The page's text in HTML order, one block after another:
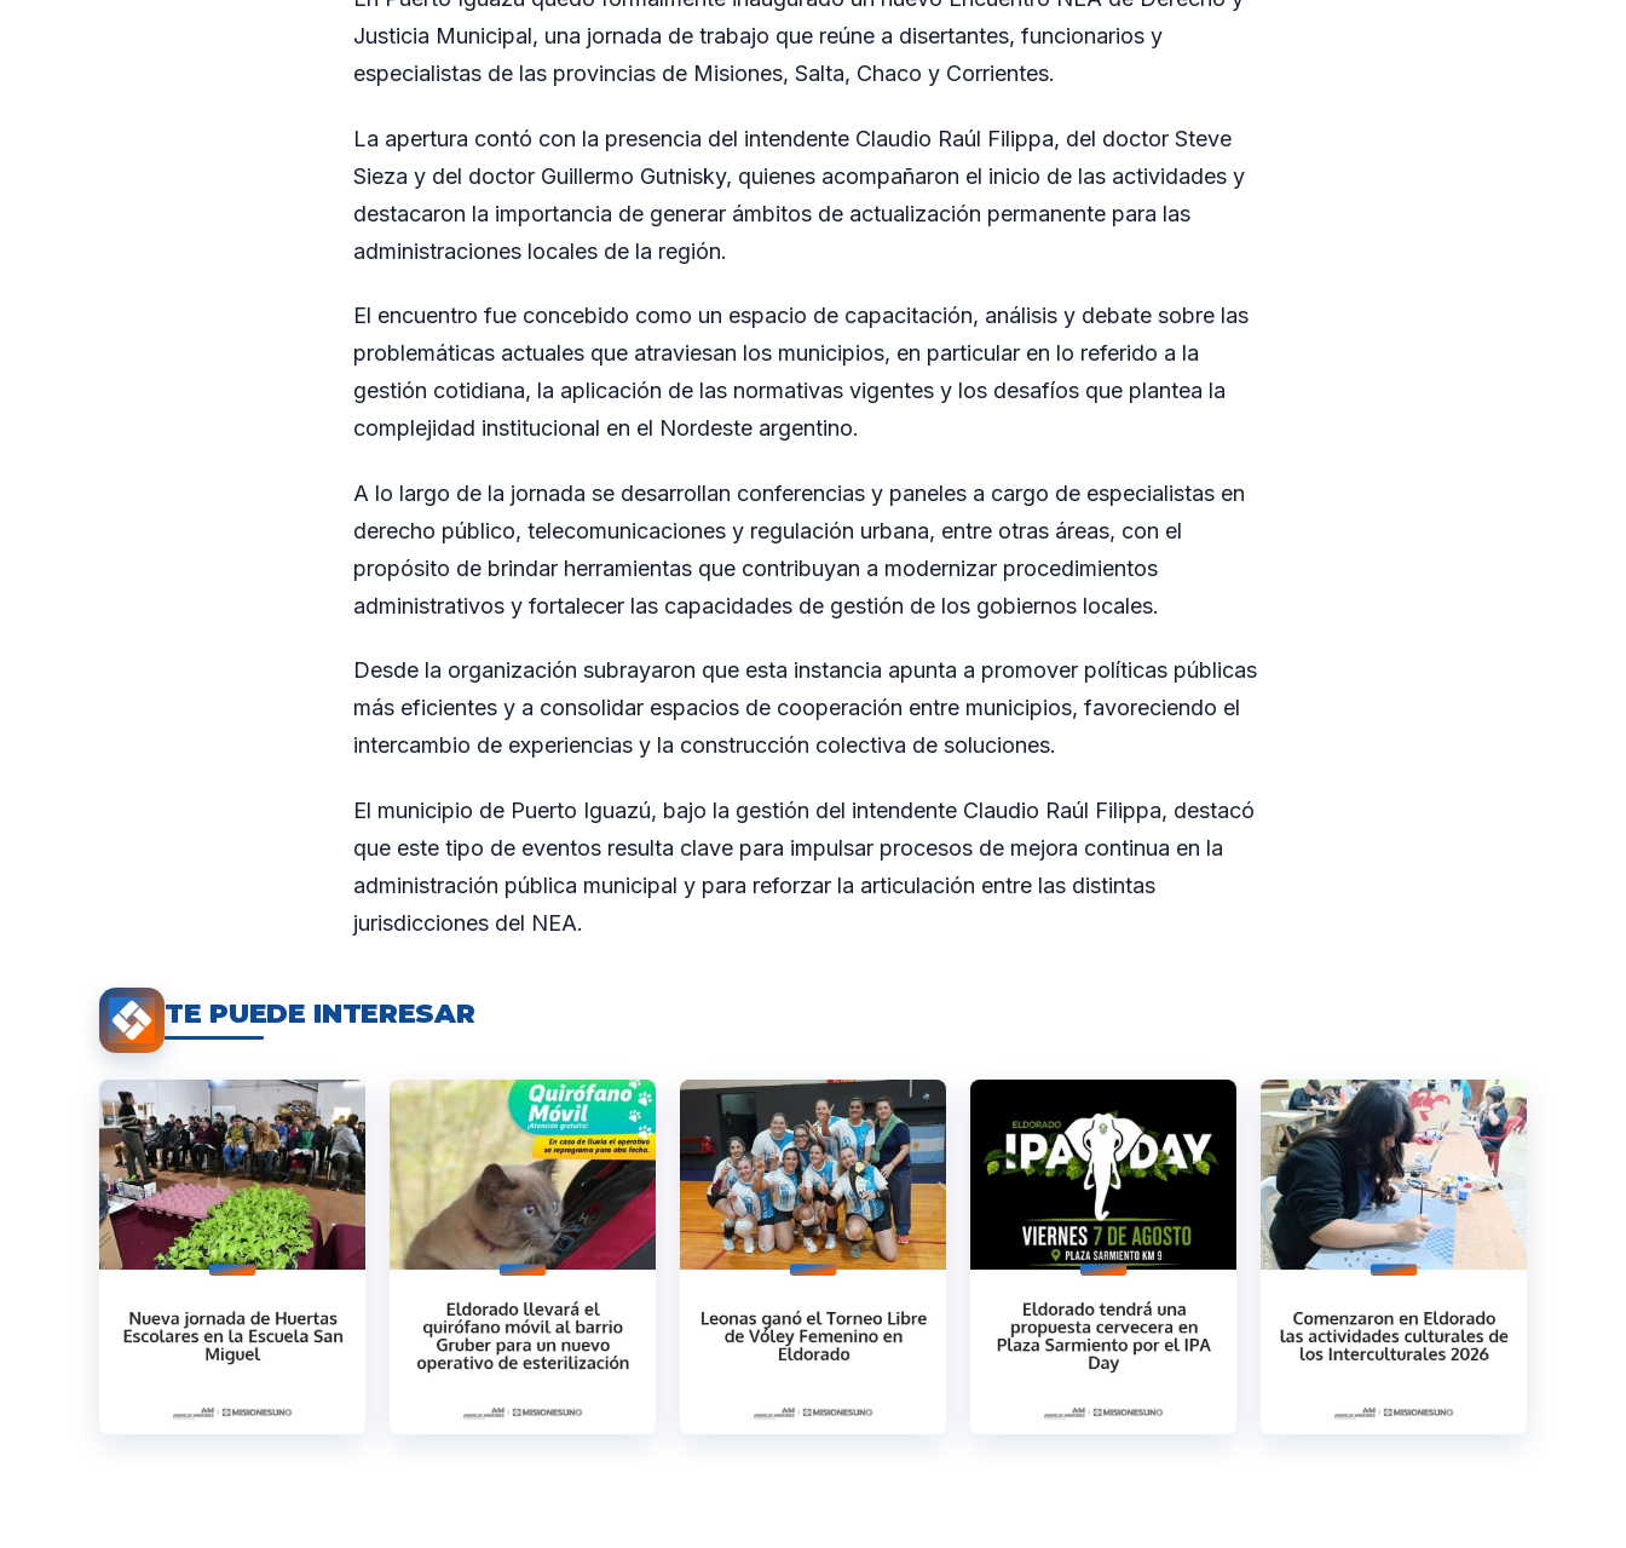
Justicia Municipal, una jornada de trabajo que reúne a disertantes, funcionarios y
especialistas de las provincias de Misiones, Salta, Chaco y Corrientes.
La apertura contó con la presencia del intendente Claudio Raúl Filippa, del doctor Steve
Sieza y del doctor Guillermo Gutnisky, quienes acompañaron el inicio de las actividades y
destacaron la importancia de generar ámbitos de actualización permanente para las
administraciones locales de la región.
El encuentro fue concebido como un espacio de capacitación, análisis y debate sobre las
problemáticas actuales que atraviesan los municipios, en particular en lo referido a la
gestión cotidiana, la aplicación de las normativas vigentes y los desafíos que plantea la
complejidad institucional en el Nordeste argentino.
A lo largo de la jornada se desarrollan conferencias y paneles a cargo de especialistas en
derecho público, telecomunicaciones y regulación urbana, entre otras áreas, con el
propósito de brindar herramientas que contribuyan a modernizar procedimientos
administrativos y fortalecer las capacidades de gestión de los gobiernos locales.
Desde la organización subrayaron que esta instancia apunta a promover políticas públicas
más eficientes y a consolidar espacios de cooperación entre municipios, favoreciendo el
intercambio de experiencias y la construcción colectiva de soluciones.
El municipio de Puerto Iguazú, bajo la gestión del intendente Claudio Raúl Filippa, destacó
que este tipo de eventos resulta clave para impulsar procesos de mejora continua en la
administración pública municipal y para reforzar la articulación entre las distintas
jurisdicciones del NEA.
TE PUEDE INTERESAR